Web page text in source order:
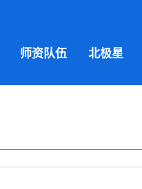
师资队伍 北极星